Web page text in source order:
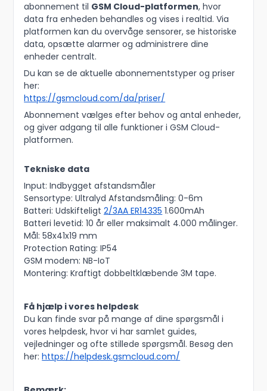
abonnement til GSM Cloud-platformen, hvor
data fra enheden behandles og vises i realtid. Via
platformen kan du overvåge sensorer, se historiske
data, opsætte alarmer og administrere dine
enheder centralt.
Du kan se de aktuelle abonnementstyper og priser
her:
https://gsmcloud.com/da/priser/
Abonnement vælges efter behov og antal enheder,
og giver adgang til alle funktioner i GSM Cloud-
platformen.
Tekniske data
Input: Indbygget afstandsmåler
Sensortype: Ultralyd Afstandsmåling: 0-6m
Batteri: Udskifteligt2/3AA ER14335 1.600mAh
Batteri levetid: 10 år eller maksimalt 4.000 målinger.
Mål: 58x41x19 mm
Protection Rating: IP54
GSM modem: NB-IoT
Montering: Kraftigt dobbeltklæbende 3M tape.
Få hjælp i vores helpdesk
Du kan finde svar på mange af dine spørgsmål i
vores helpdesk, hvor vi har samlet guides,
vejledninger og ofte stillede spørgsmål. Besøg den
her:https://helpdesk.gsmcloud.com/